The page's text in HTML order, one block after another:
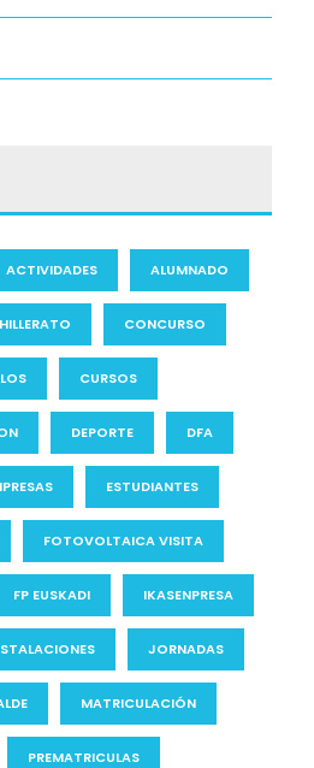
ACTIVIDADES ALUMNADO
CONCURSO
CURSOS
DEPORTE DFA
ESTUDIANTES
FOTOVOLTAICA VISITA
FP EUSKADI IKASENPRESA
JORNADAS
MATRICULACIÓN
PREMATRICULAS